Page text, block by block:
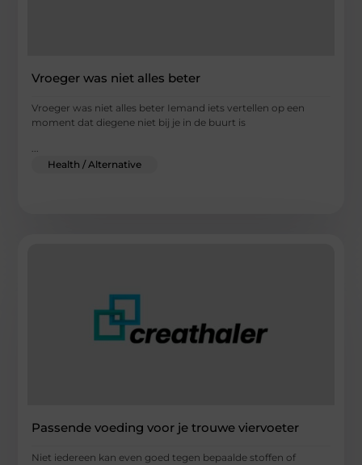
Vroeger was niet alles beter
Vroeger was niet alles beter Iemand iets vertellen op een
moment dat diegene niet bij je in de buurt is
...
Health / Alternative
Passende voeding voor je trouwe viervoeter
Niet iedereen kan even goed tegen bepaalde stoffen of